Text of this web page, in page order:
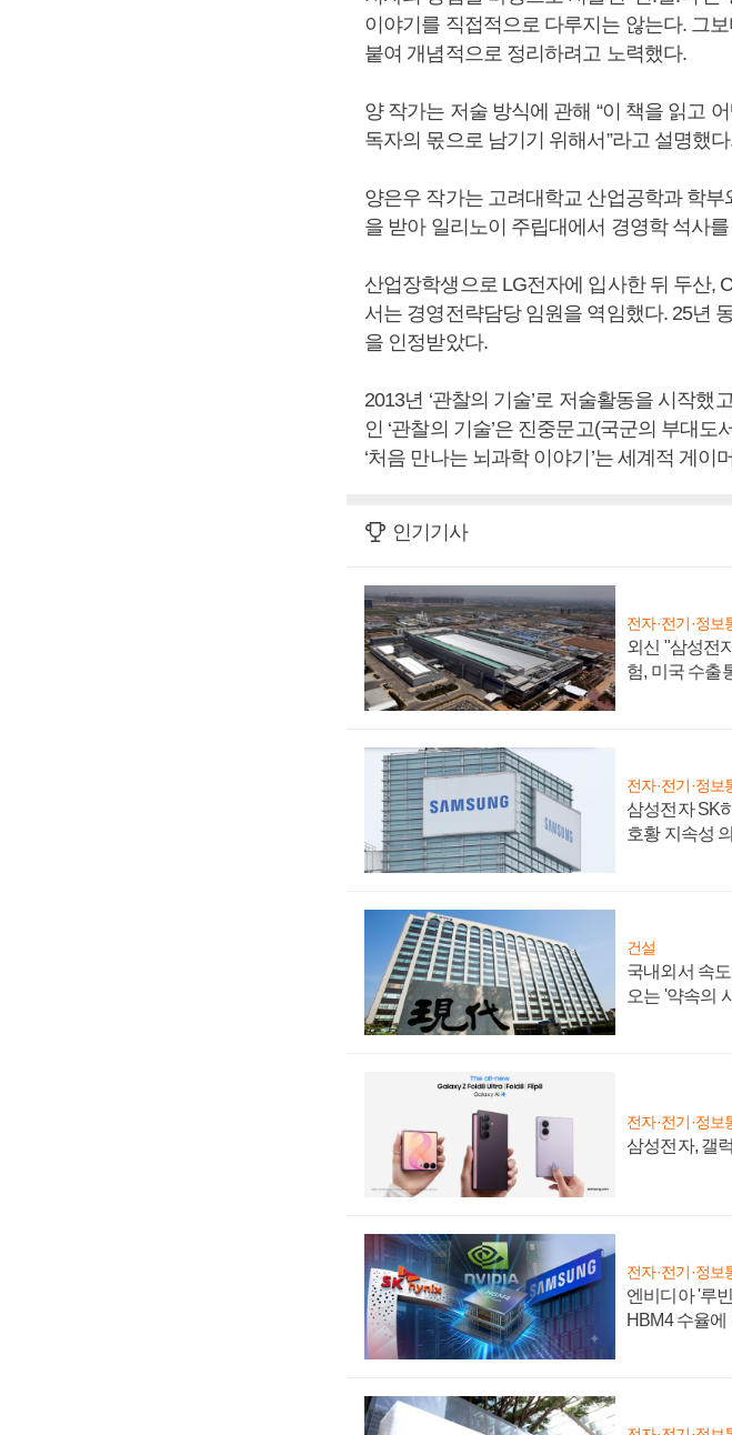
이야기를 직접적으로 다루지는 않는다. 그
붙여 개념적으로 정리하려고 노력했다.
양 작가는 저술 방식에 관해 “이 책을 읽고
독자의 몫으로 남기기 위해서”라고 설명했
양은우 작가는 고려대학교 산업공학과 학
을 받아 일리노이 주립대에서 경영학 석사
산업장학생으로 LG전자에 입사한 뒤 두산,
서는 경영전략담당 임원을 역임했다. 25년
을 인정받았다.
2013년 ‘관찰의 기술’로 저술활동을 시작
인 ‘관찰의 기술’은 진중문고(국군의 부대
‘처음 만나는 뇌과학 이야기’는 세계적 게
인기기사
전자·전기·정보
외신 "삼성전
험, 미국 수출
전자·전기·정보
삼성전자 SK
호황 지속성
건설
국내외서 속
오는 '약속의
전자·전기·정보
삼성전자, 갤
전자·전기·정보
엔비디아 '루
HBM4 수율